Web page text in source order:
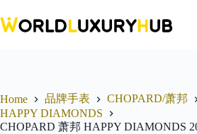
to
content
Home 品牌手表
CHOPARD/萧邦
HAPPY DIAMONDS
CHOPARD 萧邦 HAPPY DIAMONDS